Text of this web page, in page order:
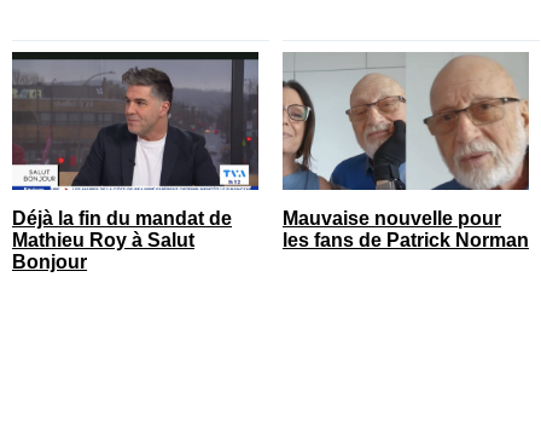
Déjà la fin du mandat de
Mathieu Roy à Salut
Bonjour
Mauvaise nouvelle pour
les fans de Patrick Norman